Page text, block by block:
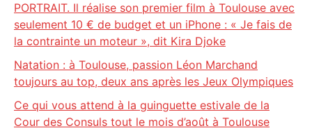
PORTRAIT. Il réalise son premier film à Toulouse avec
seulement 10 € de budget et un iPhone : « Je fais de
la contrainte un moteur », dit Kira Djoke
Natation : à Toulouse, passion Léon Marchand
toujours au top, deux ans après les Jeux Olympiques
Ce qui vous attend à la guinguette estivale de la
Cour des Consuls tout le mois d’août à Toulouse